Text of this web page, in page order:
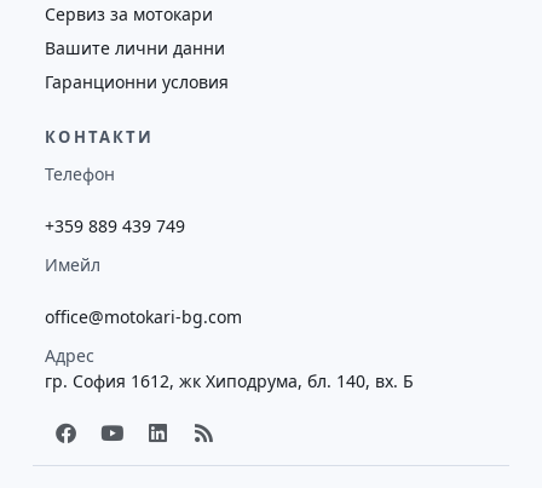
Сервиз за мотокари
Вашите лични данни
Гаранционни условия
КОНТАКТИ
Телефон
+359 889 439 749
Имейл
office@motokari-bg.com
Адрес
гр. София 1612, жк Хиподрума, бл. 140, вх. Б
F
a
c
Y
o
u
L
i
n
R
s
s